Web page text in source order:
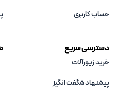
حساب کاربری
دسترسی سریع
خرید زیورآلات
پیشنهاد شگفت انگیز